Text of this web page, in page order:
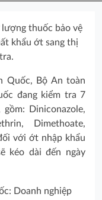
thuốc bảo vệ
khẩu ớt sang thị
Quốc, Bộ An toàn
đang kiểm tra 7
Diniconazole,
Dimethoate,
với ớt nhập khẩu
kéo dài đến ngày